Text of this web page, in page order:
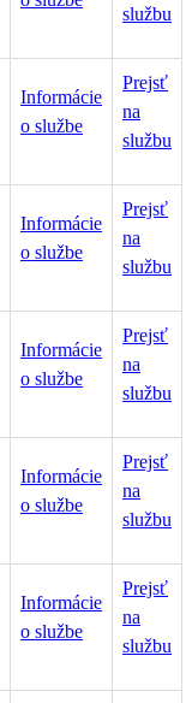
službu
Informácie
o službe
Prejsť
na
službu
Informácie
o službe
Prejsť
na
službu
Informácie
o službe
Prejsť
na
službu
Informácie
o službe
Prejsť
na
službu
Informácie
o službe
Prejsť
na
službu